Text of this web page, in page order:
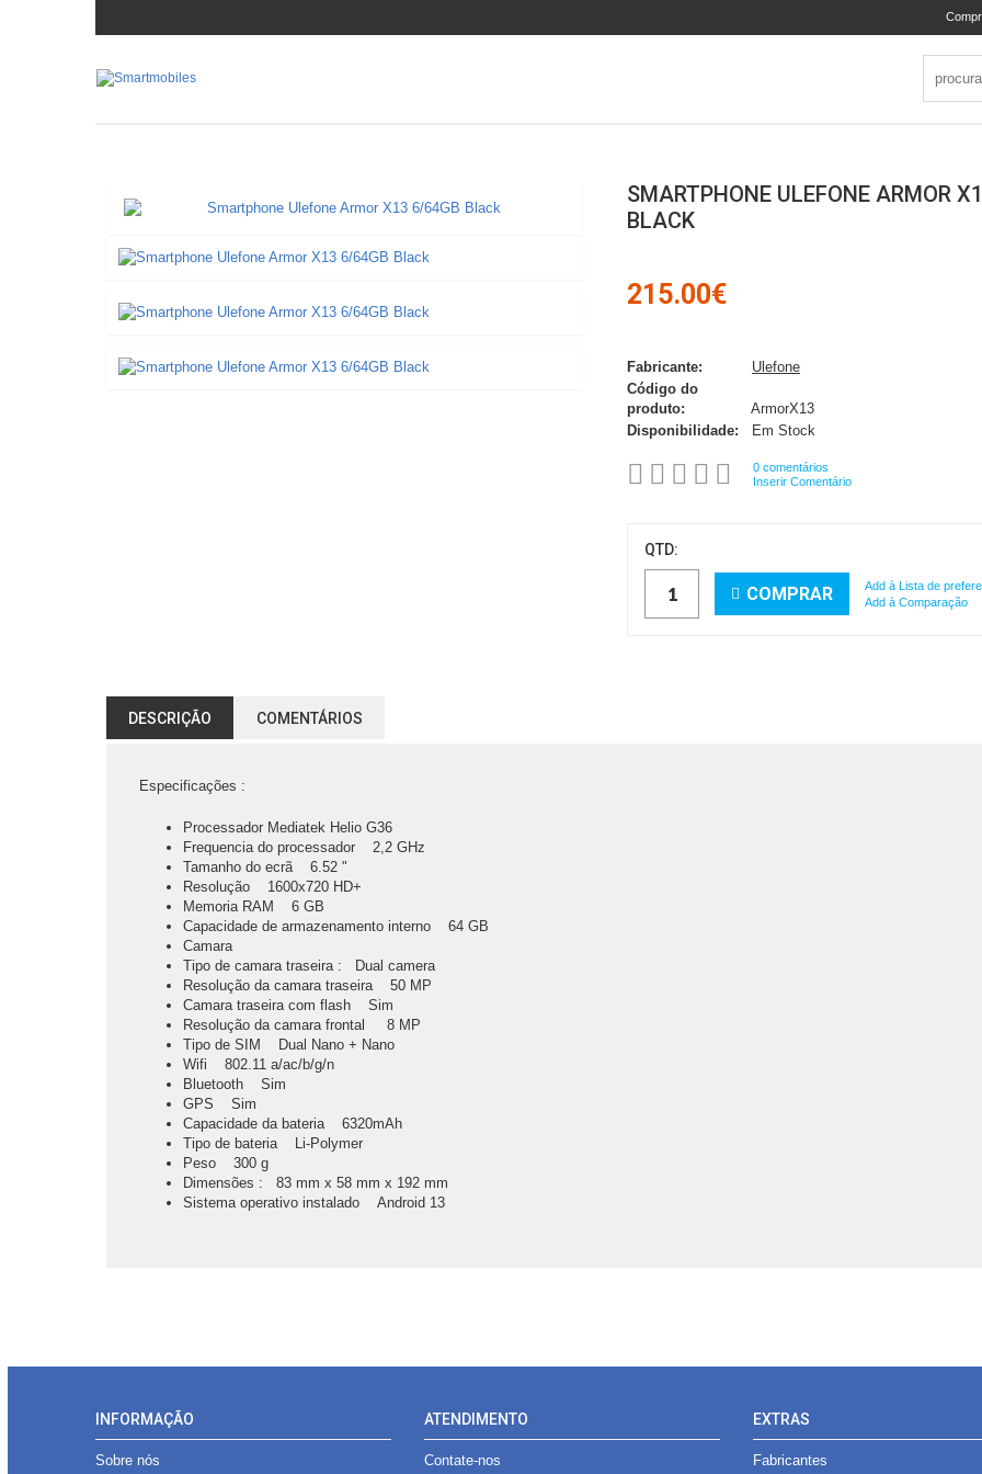
SMARTPHONE ULEFONE ARMOR
BLACK
215.00€
Fabricante:
Ulefone
Código do
produto:
ArmorX13
Disponibilidade:
Em Stock
0 comentários
Inserir Comentário
QTD:
COMPRAR
Add à Lista de
Add à Comparação
DESCRIÇÃO COMENTÁRIOS
Especificações :
Processador Mediatek Helio G36
Frequencia do processador 2,2 GHz
Tamanho do ecrã 6.52 "
Resolução 1600x720 HD+
Memoria RAM 6 GB
Capacidade de armazenamento interno 64 GB
Camara
Tipo de camara traseira : Dual camera
Resolução da camara traseira 50 MP
Camara traseira com flash Sim
Resolução da camara frontal 8 MP
Tipo de SIM Dual Nano + Nano
Wifi 802.11 a/ac/b/g/n
Bluetooth Sim
GPS Sim
Capacidade da bateria 6320mAh
Tipo de bateria Li-Polymer
Peso 300 g
Dimensões : 83 mm x 58 mm x 192 mm
Sistema operativo instalado Android 13
INFORMAÇÃO
Sobre nós
ATENDIMENTO
Contate-nos
EXTRAS
Fabricantes